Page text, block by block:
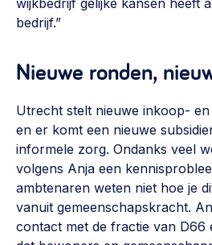
wijkbedrijf gelijke kansen heeft
bedrijf.”
Nieuwe ronden,
Utrecht stelt nieuwe inkoop-
en er komt een nieuwe
informele zorg. Ondanks veel
volgens Anja een
ambtenaren weten niet hoe je
vanuit gemeenschapskracht.
contact met de fractie van D66